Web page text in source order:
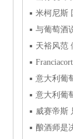
米柯尼斯
与葡萄酒
天裕风范
意大利葡
威赛帝斯
酿酒师是